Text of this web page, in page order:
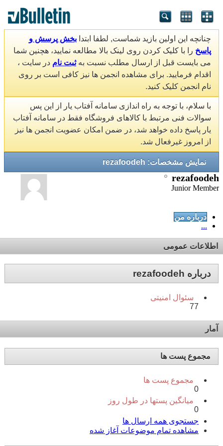
چنانچه این اولین بازید شماست, لطفا ابتدا بخش پرسش و
پاسخ را با کلیک کردن روی لینک بالا مطالعه نمایید، هچنین شما
می بایست قبل از ارسال مطلب نسبت بهثبت نام در سایت ،
اقدام فرمایید. برای مشاهده انجمن ها نیز کافی است بر روی
نام انجمن کلیک کنید.
با سلام، با توجه به راه اندازی سامانه آفتاب یار از این پس
سوالات فنی مرتبط با کالاهای فروشگاه فقط در سامانه آفتاب
یار پاسخ داده خواهد شد، در ضمن امکان عضویت انجمن ها نیز
از امروز غیرفعال شد.
نمایش مشخصات: rezafoodeh
rezafoodeh
Junior Member
درباره من
...
اطلاعات عمومی
درباره rezafoodeh
سئوال امنیتی
77
آمار
مجموع پست ها
مجموع پست ها
0
میانگین پستها در طول روز
0
جستجوی همه ارسال ها
مشاهده تمام موضوعات آغاز شده